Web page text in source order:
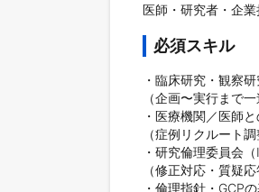
必須スキル
・臨床研究・観察
（企画〜実行まで
・医療機関／医師
（症例リクルート
・研究倫理委員会
（修正対応・質疑応
・倫理指針・GCP